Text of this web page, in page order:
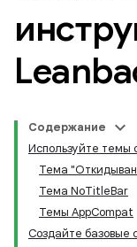
Содержание
Используйте темы
Тема
Тема NoTitleBar
Темы AppCompat
Создайте базовые